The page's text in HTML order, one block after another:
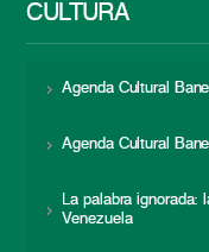
CULTURA
Agenda Cultural
Agenda Cultural
La palabra ignorada:
Venezuela